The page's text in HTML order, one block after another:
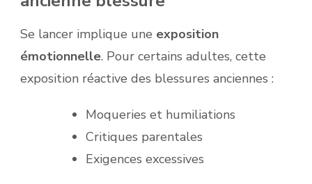
Se lancer implique une exposition
émotionnelle. Pour certains adultes, cette
exposition réactive des blessures anciennes :
Moqueries et humiliations
Critiques parentales
Exigences excessives